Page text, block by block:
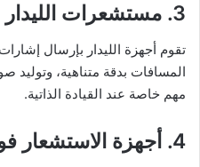
3. مستشعرات الليدار
تقوم أجهزة الليدار بإرسال
المسافات بدقة متناهية، وتوليد
مهم خاصة عند القيادة الذاتية.
4. أجهزة الاستشعار فوق الصوتية